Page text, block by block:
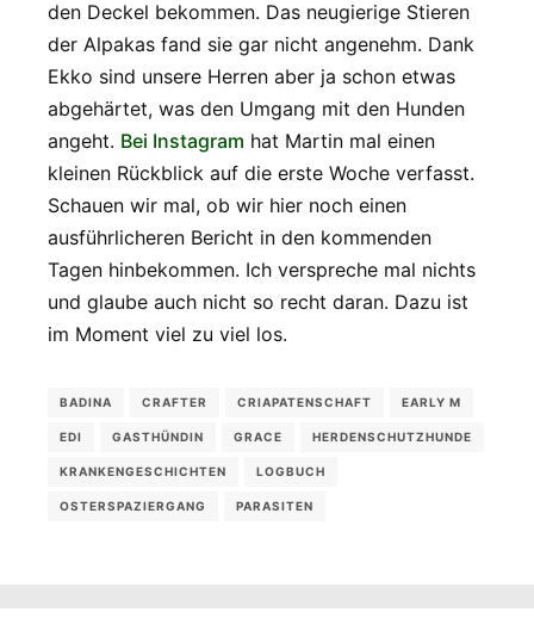
den Deckel bekommen. Das neugierige Stieren
der Alpakas fand sie gar nicht angenehm. Dank
Ekko sind unsere Herren aber ja schon etwas
abgehärtet, was den Umgang mit den Hunden
angeht. Bei Instagram hat Martin mal einen
kleinen Rückblick auf die erste Woche verfasst.
Schauen wir mal, ob wir hier noch einen
ausführlicheren Bericht in den kommenden
Tagen hinbekommen. Ich verspreche mal nichts
und glaube auch nicht so recht daran. Dazu ist
im Moment viel zu viel los.
BADINA CRAFTER CRIAPATENSCHAFT EARLY M
EDI GASTHÜNDIN GRACE HERDENSCHUTZHUNDE
KRANKENGESCHICHTEN LOGBUCH
OSTERSPAZIERGANG PARASITEN